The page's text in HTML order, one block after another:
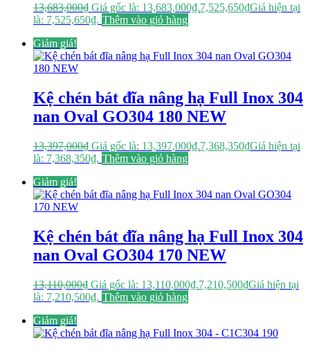
13,683,000₫ Giá gốc là: 13,683,000₫.7,525,650₫Giá hiện tại
là: 7,525,650₫. Thêm vào giỏ hàng
Giảm giá!
Kệ chén bát đĩa nâng hạ Full Inox 304
nan Oval GO304 180 NEW
13,397,000₫ Giá gốc là: 13,397,000₫.7,368,350₫Giá hiện tại
là: 7,368,350₫. Thêm vào giỏ hàng
Giảm giá!
Kệ chén bát đĩa nâng hạ Full Inox 304
nan Oval GO304 170 NEW
13,110,000₫ Giá gốc là: 13,110,000₫.7,210,500₫Giá hiện tại
là: 7,210,500₫. Thêm vào giỏ hàng
Giảm giá!